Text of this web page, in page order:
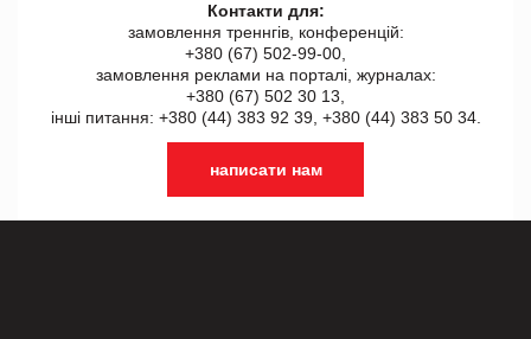
Контакти для:
замовлення треннгів, конференцій:
+380 (67) 502-99-00,
замовлення реклами на порталі, журналах:
+380 (67) 502 30 13,
інші питання: +380 (44) 383 92 39, +380 (44) 383 50 34.
написати нам